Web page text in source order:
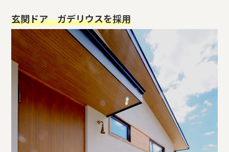
玄関ドア ガデリウスを採用